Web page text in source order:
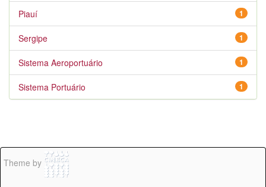
1
Piauí
1
Sergipe
1
Sistema Aeroportuário
1
Sistema Portuário
Theme by